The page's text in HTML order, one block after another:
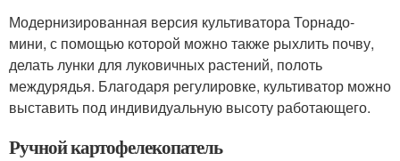
Модернизированная версия культиватора Торнадо-
мини, с помощью которой можно также рыхлить почву,
делать лунки для луковичных растений, полоть
междурядья. Благодаря регулировке, культиватор можно
выставить под индивидуальную высоту работающего.
Ручной картофелекопатель